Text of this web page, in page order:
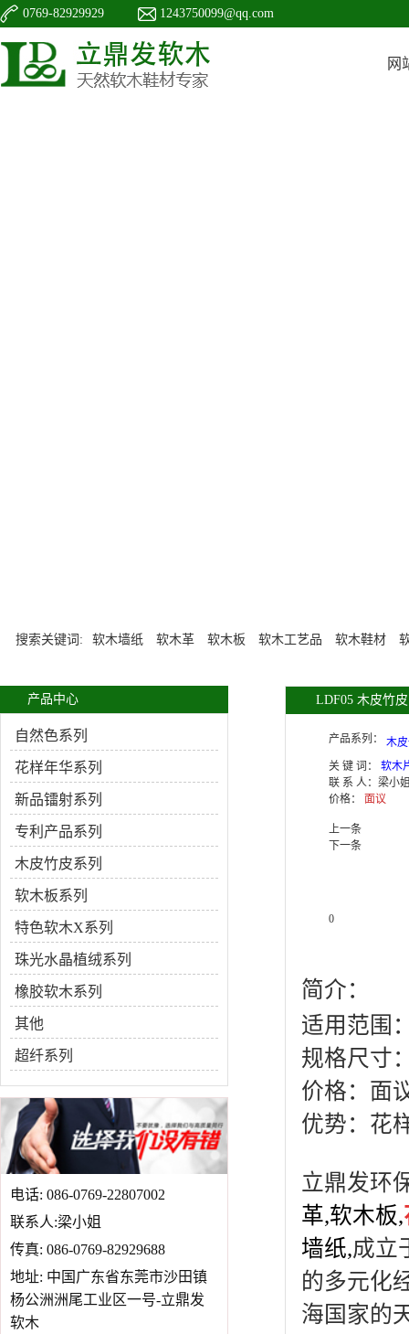
0769-82929929 1243750099@qq.com
网
搜索关键词: 软木墙纸 软木革 软木板 软木工艺品 软木鞋材
产品中心
自然色系列
花样年华系列
新品镭射系列
专利产品系列
木皮竹皮系列
软木板系列
特色软木X系列
珠光水晶植绒系列
橡胶软木系列
其他
超纤系列
电话: 086-0769-22807002
联系人:梁小姐
传真: 086-0769-82929688
地址: 中国广东省东莞市沙田镇
杨公洲洲尾工业区一号-立鼎发
软木
LDF05 木皮竹
产品系列：
木
关 键 词：
软木
联 系 人： 梁小
价格： 面议
上一条
下一条
0
简介：
适用范围
规格尺寸
价格：面
优势：花
立鼎发环
革,软木板,
墙纸,成立
的多元化
海国家的